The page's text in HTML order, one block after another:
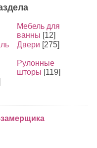
Мебель для
ванны [12]
Двери [275]
Рулонные
шторы [119]